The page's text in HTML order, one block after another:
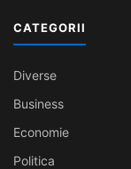
CATEGORII
Diverse
Business
Economie
Politica